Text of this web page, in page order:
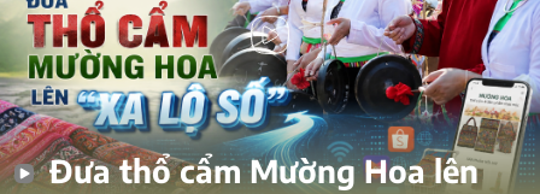
Đưa thổ cẩm Mường Hoa lên